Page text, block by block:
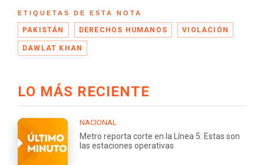
ETIQUETAS DE ESTA NOTA
PAKISTÁN DERECHOS HUMANOS VIOLACIÓN
DAWLAT KHAN
LO MÁS RECIENTE
NACIONAL
Metro reporta corte en la Línea 5: Estas son
las estaciones operativas